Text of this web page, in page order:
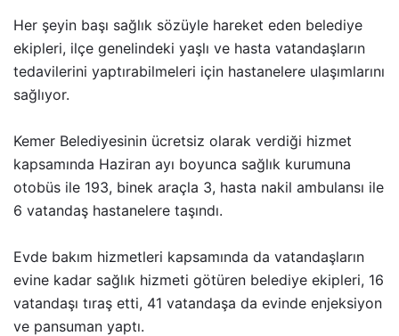
Her şeyin başı sağlık sözüyle hareket eden belediye
ekipleri, ilçe genelindeki yaşlı ve hasta vatandaşların
tedavilerini yaptırabilmeleri için hastanelere ulaşımlarını
sağlıyor.
Kemer Belediyesinin ücretsiz olarak verdiği hizmet
kapsamında Haziran ayı boyunca sağlık kurumuna
otobüs ile 193, binek araçla 3, hasta nakil ambulansı ile
6 vatandaş hastanelere taşındı.
Evde bakım hizmetleri kapsamında da vatandaşların
evine kadar sağlık hizmeti götüren belediye ekipleri, 16
vatandaşı tıraş etti, 41 vatandaşa da evinde enjeksiyon
ve pansuman yaptı.